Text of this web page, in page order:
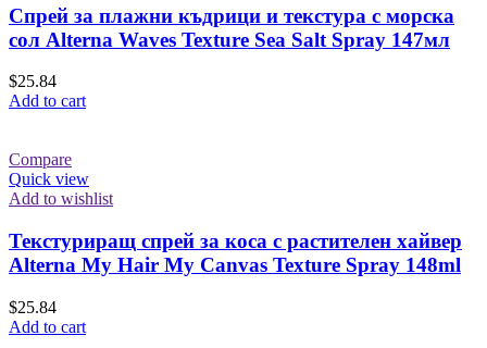
Спрей за плажни къдрици и текстура с морска
сол Alterna Waves Texture Sea Salt Spray 147мл
$25.84
Add to cart
Compare
Quick view
Add to wishlist
Текстуриращ спрей за коса с растителен хайвер
Alterna My Hair My Canvas Texture Spray 148ml
$25.84
Add to cart